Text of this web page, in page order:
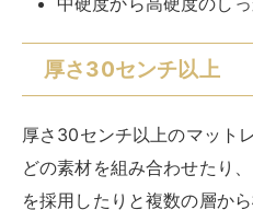
られるため、沈み込みすぎ
ることで耐久性が高くなり
トもあります。層ごとに交
デメリットは、高品質な素
に価格が高いことです。安